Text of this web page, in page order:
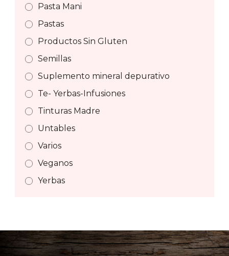
Pasta Mani
Pastas
Productos Sin Gluten
Semillas
Suplemento mineral depurativo
Te- Yerbas-Infusiones
Tinturas Madre
Untables
Varios
Veganos
Yerbas